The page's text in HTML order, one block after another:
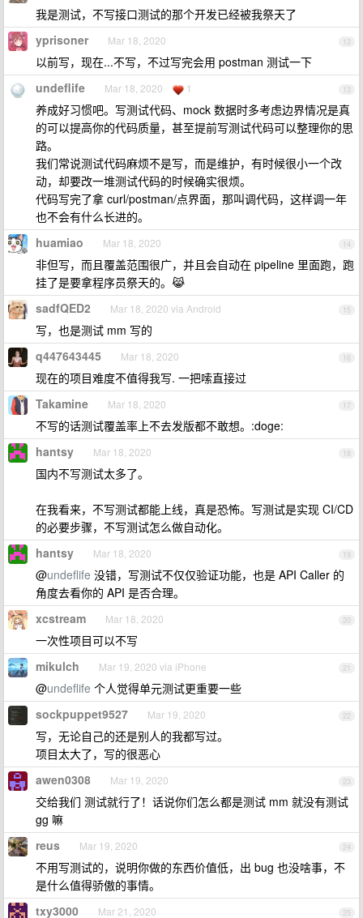
我是测试，不写接口测试的那个开发已经被我祭天了
12
yprisoner Mar 18, 2020
以前写，现在...不写，不过写完会用 postman 测试一下
13
undeflife Mar 18, 2020 1
养成好习惯吧。写测试代码、mock 数据时多考虑边界情况是真
的可以提高你的代码质量，甚至提前写测试代码可以整理你的思
路。
我们常说测试代码麻烦不是写，而是维护，有时候很小一个改
动，却要改一堆测试代码的时候确实很烦。
代码写完了拿 curl/postman/点界面，那叫调代码，这样调一年
也不会有什么长进的。
14
huamiao Mar 18, 2020
非但写，而且覆盖范围很广，并且会自动在 pipeline 里面跑，跑
挂了是要拿程序员祭天的。😹
15
sadfQED2 Mar 18, 2020 via Android
写，也是测试 mm 写的
16
q447643445 Mar 18, 2020
现在的项目难度不值得我写. 一把嗦直接过
17
Takamine Mar 18, 2020
不写的话测试覆盖率上不去发版都不敢想。:doge:
18
hantsy Mar 18, 2020
国内不写测试太多了。
在我看来，不写测试都能上线，真是恐怖。写测试是实现 CI/CD
的必要步骤，不写测试怎么做自动化。
19
hantsy Mar 18, 2020
@undeflife 没错，写测试不仅仅验证功能，也是 API Caller 的
角度去看你的 API 是否合理。
20
xcstream Mar 18, 2020
一次性项目可以不写
21
mikulch Mar 19, 2020 via iPhone
@undeflife 个人觉得单元测试更重要一些
22
sockpuppet9527 Mar 19, 2020
写，无论自己的还是别人的我都写过。
项目太大了，写的很恶心
23
awen0308 Mar 19, 2020
交给我们 测试就行了！话说你们怎么都是测试 mm 就没有测试
gg 嘛
24
reus Mar 19, 2020
不用写测试的，说明你做的东西价值低，出 bug 也没啥事，不
是什么值得骄傲的事情。
25
txy3000 Mar 21, 2020